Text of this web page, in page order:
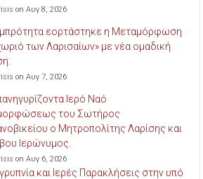
on Αυγ 8, 2026
εορτάστηκε η Μεταμόρφωση
των Λαρισαίων» με νέα ομαδική
on Αυγ 7, 2026
Ιερό Ναό
του Σωτήρος
ο Μητροπολίτης Λαρίσης και
Ιερώνυμος.
on Αυγ 6, 2026
και Ιερές Παρακλήσεις στην υπό